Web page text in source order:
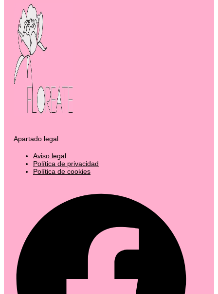
Apartado legal
Aviso legal
Política de privacidad
Política de cookies